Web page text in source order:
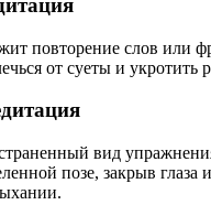
повторение слов или
от суеты и укротить
вид
позе, закрыв глаза